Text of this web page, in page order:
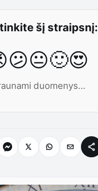
šį straipsnį:
😕😐🙂😍
duomenys...